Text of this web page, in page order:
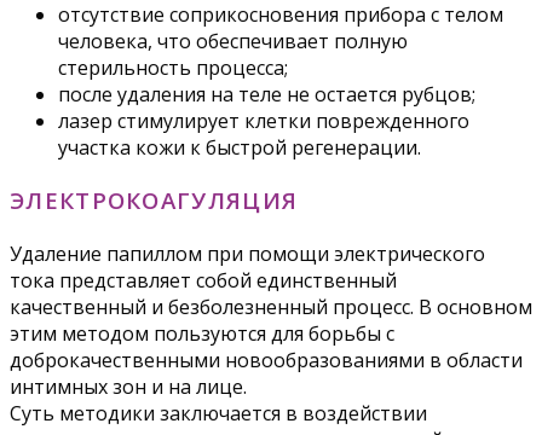
отсутствие соприкосновения прибора с телом
человека, что обеспечивает полную
стерильность процесса;
после удаления на теле не остается рубцов;
лазер стимулирует клетки поврежденного
участка кожи к быстрой регенерации.
ЭЛЕКТРОКОАГУЛЯЦИЯ
Удаление папиллом при помощи электрического
тока представляет собой единственный
качественный и безболезненный процесс. В основном
этим методом пользуются для борьбы с
доброкачественными новообразованиями в области
интимных зон и на лице.
Суть методики заключается в воздействии